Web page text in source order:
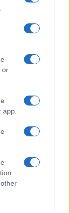
or
új radikális
ma a